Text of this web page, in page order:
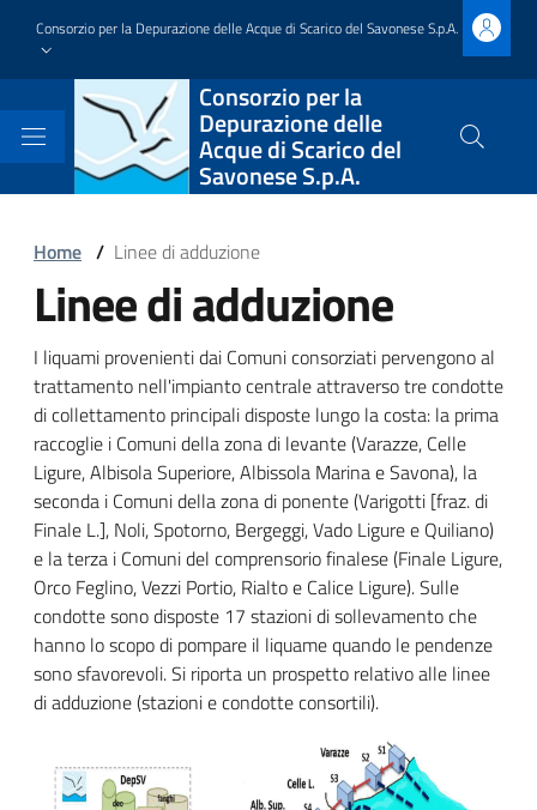
contenuto
Consorzio per la Depurazione delle Acque di Scarico del Savonese S.p.A.
Block
it-
block-
brandingdelsito
Consorzio per la
Depurazione delle
Acque di Scarico del
Savonese S.p.A.
Cerca
sito
Block
it-
block-
italiagov-
breadcrumbs
Home / Linee di adduzione
Block
it-
block-
italiagov-
page-
title
Linee di adduzione
Block
it-
block-
italiagov-
content
I liquami provenienti dai Comuni consorziati pervengono al
trattamento nell'impianto centrale attraverso tre condotte
di collettamento principali disposte lungo la costa: la prima
raccoglie i Comuni della zona di levante (Varazze, Celle
Ligure, Albisola Superiore, Albissola Marina e Savona), la
seconda i Comuni della zona di ponente (Varigotti [fraz. di
Finale L.], Noli, Spotorno, Bergeggi, Vado Ligure e Quiliano)
e la terza i Comuni del comprensorio finalese (Finale Ligure,
Orco Feglino, Vezzi Portio, Rialto e Calice Ligure). Sulle
condotte sono disposte 17 stazioni di sollevamento che
hanno lo scopo di pompare il liquame quando le pendenze
sono sfavorevoli. Si riporta un prospetto relativo alle linee
di adduzione (stazioni e condotte consortili).